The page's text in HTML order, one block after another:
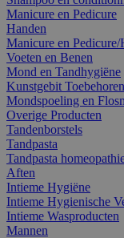
Manicure en Pedicure
Handen
Manicure en Pedicure/
Voeten en Benen
Mond en Tandhygiëne
Kunstgebit Toebehoren
Mondspoeling en
Overige Producten
Tandenborstels
Tandpasta
Tandpasta
Aften
Intieme Hygiëne
Intieme Hygienische
Intieme Wasproducten
Mannen